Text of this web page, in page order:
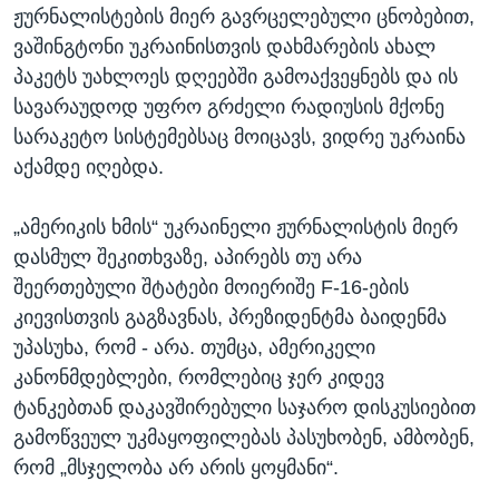
ჟურნალისტების მიერ გავრცელებული ცნობებით,
ვაშინგტონი უკრაინისთვის დახმარების ახალ
პაკეტს უახლოეს დღეებში გამოაქვეყნებს და ის
სავარაუდოდ უფრო გრძელი რადიუსის მქონე
სარაკეტო სისტემებსაც მოიცავს, ვიდრე უკრაინა
აქამდე იღებდა.
„ამერიკის ხმის“ უკრაინელი ჟურნალისტის მიერ
დასმულ შეკითხვაზე, აპირებს თუ არა
შეერთებული შტატები მოიერიშე F-16-ების
კიევისთვის გაგზავნას, პრეზიდენტმა ბაიდენმა
უპასუხა, რომ - არა. თუმცა, ამერიკელი
კანონმდებლები, რომლებიც ჯერ კიდევ
ტანკებთან დაკავშირებული საჯარო დისკუსიებით
გამოწვეულ უკმაყოფილებას პასუხობენ, ამბობენ,
რომ „მსჯელობა არ არის ყოყმანი“.